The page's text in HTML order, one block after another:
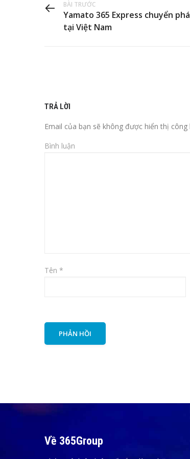
BÀI TRƯỚC
Yamato 365 Express chuyển
tại Việt Nam
TRẢ LỜI
Email của bạn sẽ không được hiển thị công
Bình luận
Tên *
Về 365Group